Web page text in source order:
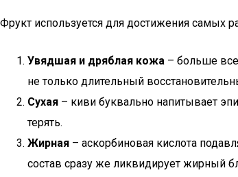
Фрукт используется для достижения самых
Увядшая и дряблая кожа – больше
не только длительный
Сухая – киви буквально напитывает
терять.
Жирная – аскорбиновая кислота
состав сразу же ликвидирует жирный